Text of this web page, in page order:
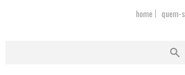
home quem-